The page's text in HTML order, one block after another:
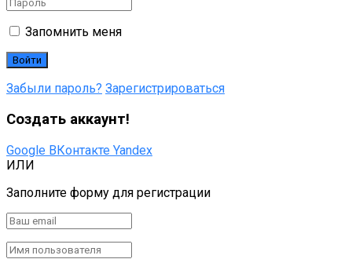
Запомнить меня
Забыли пароль? Зарегистрироваться
Создать аккаунт!
Google ВКонтакте Yandex
ИЛИ
Заполните форму для регистрации